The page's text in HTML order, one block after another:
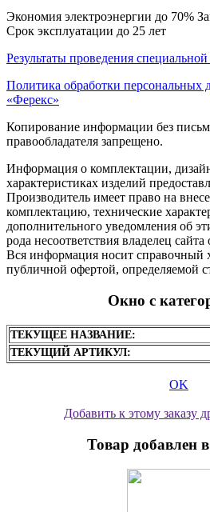
Экономия электроэнергии до 70%
Срок эксплуатации до 25 лет
Результаты проведения
Политика обработки
«Ферекс»
Копирование информации без
правообладателя запрещено.
Информация о комплектации,
характеристиках изделий
Производитель имеет право на
комплектацию, технические
дополнительного уведомления об
рода несоответствия владелец сайта
Вся информация носит справочный
публичной офертой, определяемой
Окно с
ТЕКУЩЕЕ НАЗВАНИЕ:
ТЕКУЩИЙ АРТИКУЛ:
OK
Добавить к этому заказу
Товар добавлен